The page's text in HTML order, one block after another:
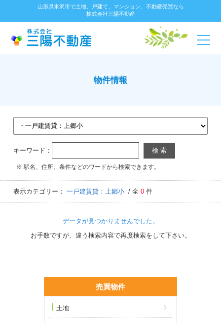
山形県米沢市で土地、戸建て、マンション、不動産売買なら
株式会社三陽不動産
物件情報
キーワード：
※ 駅名、住所、条件などのワードから検索できます。
表示カテゴリー： 一戸建賃貸：上郷小/ 全0 件
土地
データが見つかりませんでした。
お手数ですが、違う検索内容で再度検索をして下さい。